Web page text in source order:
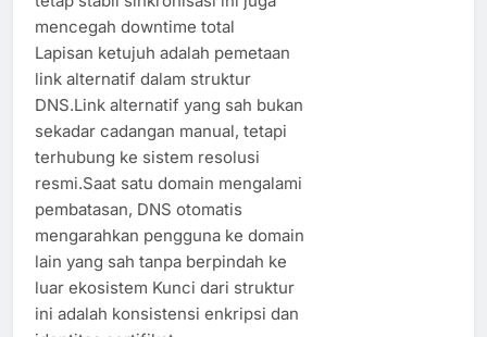
mencegah downtime total
Lapisan ketujuh adalah pemetaan
link alternatif dalam struktur
DNS.Link alternatif yang sah bukan
sekadar cadangan manual, tetapi
terhubung ke sistem resolusi
resmi.Saat satu domain mengalami
pembatasan, DNS otomatis
mengarahkan pengguna ke domain
lain yang sah tanpa berpindah ke
luar ekosistem Kunci dari struktur
ini adalah konsistensi enkripsi dan